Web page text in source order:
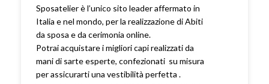
Sposatelier è l’unico sito leader affermato in
Italia e nel mondo, per la realizzazione di Abiti
da sposa e da cerimonia online.
Potrai acquistare i migliori capi realizzati da
mani di sarte esperte, confezionati su misura
per assicurarti una vestibilità perfetta .